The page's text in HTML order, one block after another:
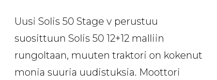
Uusi Solis 50 Stage v perustuu
suosittuun Solis 50 12+12 malliin
rungoltaan, muuten traktori on kokenut
monia suuria uudistuksia. Moottori